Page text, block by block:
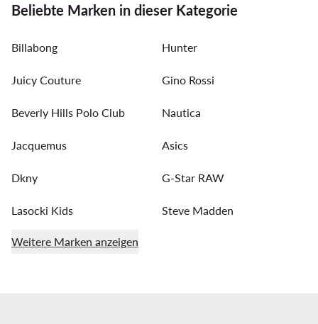
Beliebte Marken in dieser Kategorie
Billabong Hunter
Juicy Couture Gino Rossi
Beverly Hills Polo Club Nautica
Jacquemus Asics
Dkny G-Star RAW
Lasocki Kids Steve Madden
Weitere Marken anzeigen